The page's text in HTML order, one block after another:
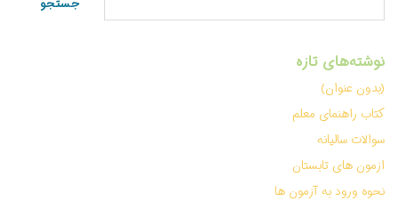
جستجو
نوشته‌های تازه
(بدون عنوان)
کتاب راهنمای معلم
سوالات سالیانه
ازمون های تابستان
نحوه ورود به آزمون ها